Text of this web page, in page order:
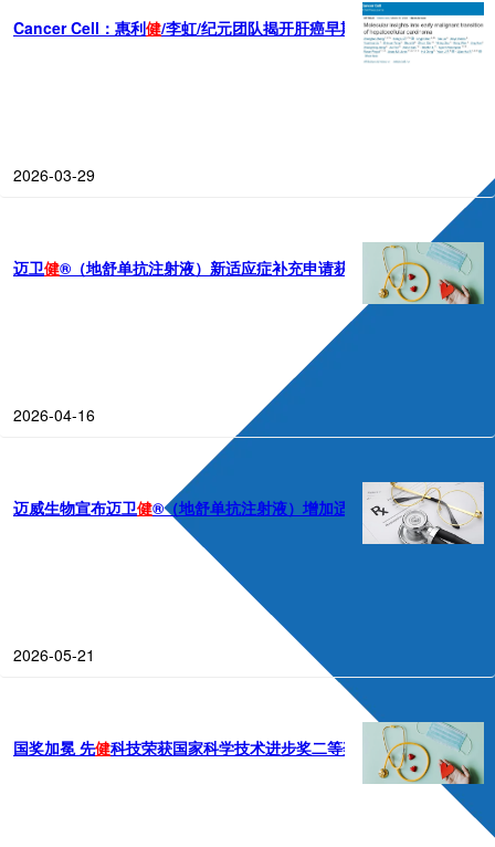
Cancer Cell：惠利健/李虹/纪元团队揭开肝癌早期恶性转变的分子机制
2026-03-29
迈卫健®（地舒单抗注射液）新适应症补充申请获NMPA受理
2026-04-16
迈威生物宣布迈卫健®（地舒单抗注射液）增加适应症补充申请获批
2026-05-21
国奖加冕 先健科技荣获国家科学技术进步奖二等奖